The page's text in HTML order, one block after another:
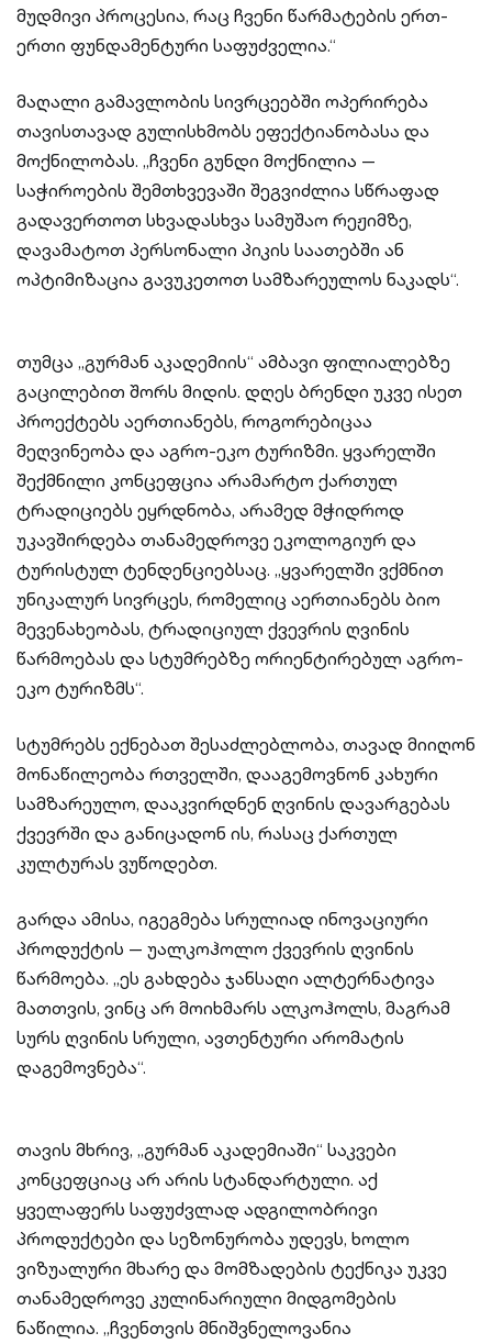
მუდმივი პროცესია, რაც ჩვენი წარმატების ერთ-
ერთი ფუნდამენტური საფუძველია.“
მაღალი გამავლობის სივრცეებში ოპერირება
თავისთავად გულისხმობს ეფექტიანობასა და
მოქნილობას. „ჩვენი გუნდი მოქნილია —
საჭიროების შემთხვევაში შეგვიძლია სწრაფად
გადავერთოთ სხვადასხვა სამუშაო რეჟიმზე,
დავამატოთ პერსონალი პიკის საათებში ან
ოპტიმიზაცია გავუკეთოთ სამზარეულოს ნაკადს“.
თუმცა „გურმან აკადემიის“ ამბავი ფილიალებზე
გაცილებით შორს მიდის. დღეს ბრენდი უკვე ისეთ
პროექტებს აერთიანებს, როგორებიცაა
მეღვინეობა და აგრო-ეკო ტურიზმი. ყვარელში
შექმნილი კონცეფცია არამარტო ქართულ
ტრადიციებს ეყრდნობა, არამედ მჭიდროდ
უკავშირდება თანამედროვე ეკოლოგიურ და
ტურისტულ ტენდენციებსაც. „ყვარელში ვქმნით
უნიკალურ სივრცეს, რომელიც აერთიანებს ბიო
მევენახეობას, ტრადიციულ ქვევრის ღვინის
წარმოებას და სტუმრებზე ორიენტირებულ აგრო-
ეკო ტურიზმს“.
სტუმრებს ექნებათ შესაძლებლობა, თავად მიიღონ
მონაწილეობა რთველში, დააგემოვნონ კახური
სამზარეულო, დააკვირდნენ ღვინის დავარგებას
ქვევრში და განიცადონ ის, რასაც ქართულ
კულტურას ვუწოდებთ.
გარდა ამისა, იგეგმება სრულიად ინოვაციური
პროდუქტის — უალკოჰოლო ქვევრის ღვინის
წარმოება. „ეს გახდება ჯანსაღი ალტერნატივა
მათთვის, ვინც არ მოიხმარს ალკოჰოლს, მაგრამ
სურს ღვინის სრული, ავთენტური არომატის
დაგემოვნება“.
თავის მხრივ, „გურმან აკადემიაში“ საკვები
კონცეფციაც არ არის სტანდარტული. აქ
ყველაფერს საფუძვლად ადგილობრივი
პროდუქტები და სეზონურობა უდევს, ხოლო
ვიზუალური მხარე და მომზადების ტექნიკა უკვე
თანამედროვე კულინარიული მიდგომების
ნაწილია. „ჩვენთვის მნიშვნელოვანია